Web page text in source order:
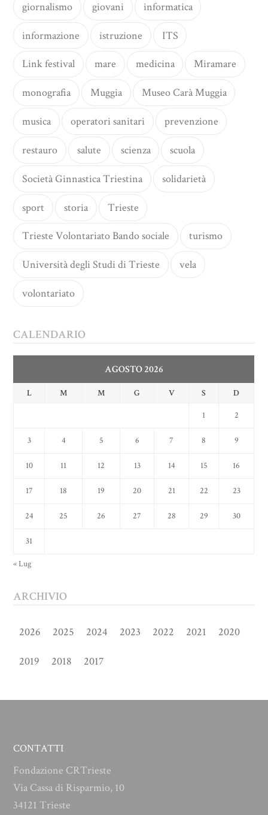
giornalismo giovani informatica
informazione istruzione ITS
Link festival mare medicina Miramare
monografia Muggia Museo Carà Muggia
musica operatori sanitari prevenzione
restauro salute scienza scuola
Società Ginnastica Triestina solidarietà
sport storia Trieste
Trieste Volontariato Bando sociale turismo
Università degli Studi di Trieste vela
volontariato
CALENDARIO
AGOSTO 2026
L M M G V S D
1 2
3 4 5 6 7 8 9
10 11 12 13 14 15 16
17 18 19 20 21 22 23
24 25 26 27 28 29 30
31
« Lug
ARCHIVIO
2026 2025 2024 2023 2022 2021 2020
2019 2018 2017
CONTATTI
Fondazione CRTrieste
Via Cassa di Risparmio, 10
34121 Trieste